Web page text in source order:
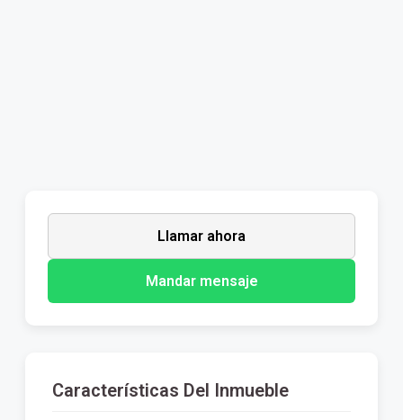
Llamar ahora
Mandar mensaje
Características Del Inmueble